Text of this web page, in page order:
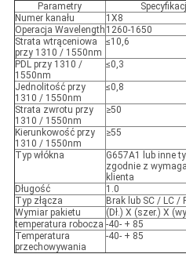
Parametry
Numer kanału
1X8
Operacja Wavelength 1260-1650
Strata wtrąceniowa
przy 1310 / 1550nm
≤10,6
PDL przy 1310 /
1550nm
≤0,3
Jednolitość przy
1310 / 1550nm
≤0,8
Strata zwrotu przy
1310 / 1550nm
≥50
Kierunkowość przy
1310 / 1550nm
≥55
Typ włókna
G657A1 lub inne
zgodnie z
klienta
Długość
1.0
Typ złącza
Brak lub SC / LC /
Wymiar pakietu
(Dł.) X (szer.) X
temperatura robocza -40- + 85
Temperatura
przechowywania
-40- + 85